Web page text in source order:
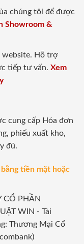
chúng tôi để được
Showroom &
website. Hỗ trợ
tiếp tư vấn. Xem
cung cấp Hóa đơn
phiếu xuất kho,
đủ.
tiền mặt hoặc
CỔ PHẦN
WIN - Tài
Thương Mại Cổ